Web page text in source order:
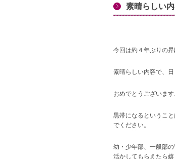
素晴らしい内
今回は約４年ぶりの
素晴らしい内容で、
おめでとうございます
黒帯になるというこ
でください。
幼・少年部、一般部
活かしてもらえたら嬉